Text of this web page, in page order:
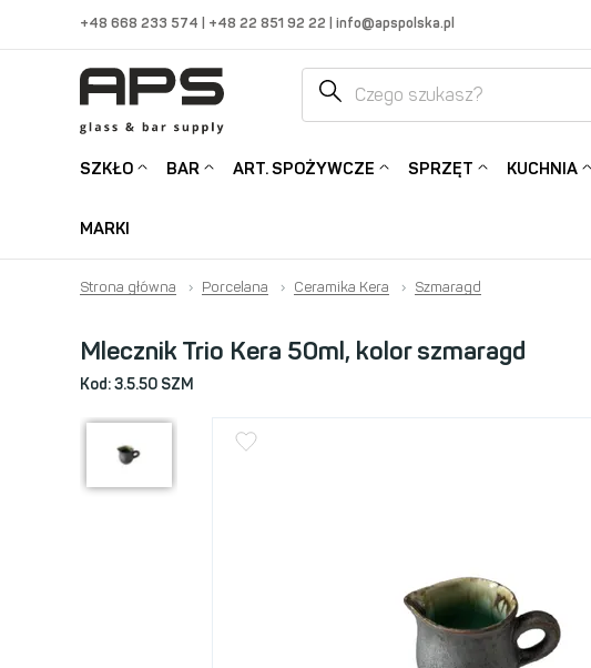
+48 668 233 574 | +48 22 851 92 22 | info@apspolska.pl
SZKŁO BAR ART. SPOŻYWCZE SPRZĘT KUCHNIA
MARKI
Strona główna › Porcelana › Ceramika Kera › Szmaragd
Mlecznik Trio Kera 50ml, kolor szmaragd
Kod:3.5.50 SZM